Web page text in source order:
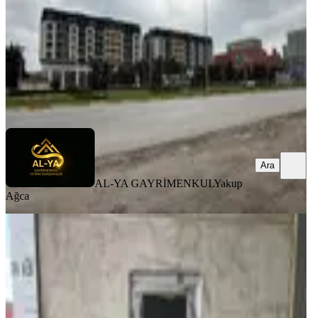
75.000 ₺
AL-YA GAYRİMENKULYakup Ağca
Ara
AL-YA GAYRİMENKULYakup
Ağca
Ara
Cb King'den Organize Sanayi
Balıkesir, Altıeylül
150 m² ·Düz Giriş (Zemin)